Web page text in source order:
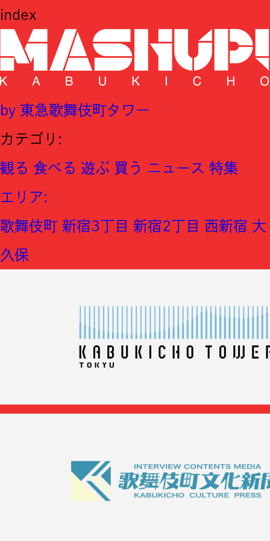
index
by 東急歌舞伎町タワー
カテゴリ:
観る 食べる 遊ぶ 買う ニュース 特集
エリア:
歌舞伎町 新宿3丁目 新宿2丁目 西新宿 大
久保